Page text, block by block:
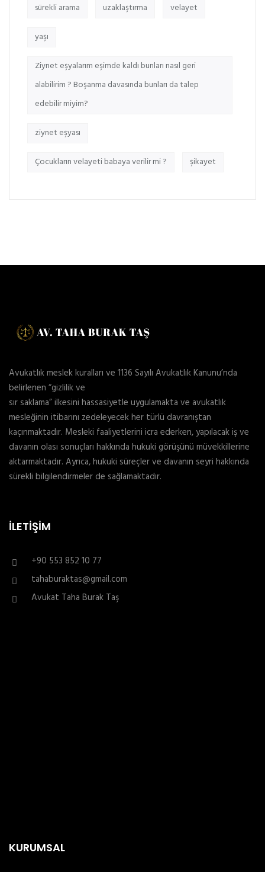
sürekli arama uzaklaştırma velayet
yaşı
Ziynet eşyalarım eşimde kaldı bunları nasıl geri
alabilirim ? Boşanma davasında bunları da talep
edebilir miyim?
ziynet eşyası
Çocukların velayeti babaya verilir mi ? şikayet
Avukatlık meslek kuralları ve 1136 Sayılı Avukatlık Kanunu’nda
belirlenen “gizlilik ve
sır saklama” ilkesini hassasiyetle uygulamakta ve avukatlık
mesleğinin itibarını zedeleyecek her türlü davranıştan
kaçınmaktadır. Mesleki faaliyetlerini icra ederken, yapılacak iş ve
davanın olası sonuçları hakkında hukuki görüşünü müvekkillerine
aktarmaktadır. Ayrıca, hukuki süreçler ve davanın seyri hakkında
sürekli bilgilendirmeler de sağlamaktadır.
İLETIŞIM
+90 553 852 10 77
tahaburaktas@gmail.com
Avukat Taha Burak Taş
KURUMSAL